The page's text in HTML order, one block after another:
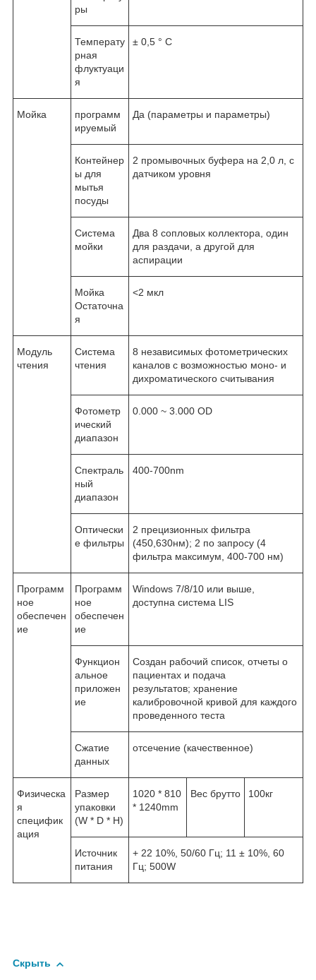
ры
Температу
рная
флуктуаци
я
± 0,5 ° С
Мойка
программ
ируемый
Да (параметры и параметры)
Контейнер
ы для
мытья
посуды
2 промывочных буфера на 2,0 л, с
датчиком уровня
Система
мойки
Два 8 сопловых коллектора, один
для раздачи, а другой для
аспирации
Мойка
Остаточна
я
<2 мкл
Модуль
чтения
Система
чтения
8 независимых фотометрических
каналов с возможностью моно- и
дихроматического считывания
Фотометр
ический
диапазон
0.000 ~ 3.000 OD
Спектраль
ный
диапазон
400-700nm
Оптически
е фильтры
2 прецизионных фильтра
(450,630нм); 2 по запросу (4
фильтра максимум, 400-700 нм)
Программ
ное
обеспечен
ие
Программ
ное
обеспечен
ие
Windows 7/8/10 или выше,
доступна система LIS
Функцион
альное
приложен
ие
Создан рабочий список, отчеты о
пациентах и подача
результатов; хранение
калибровочной кривой для каждого
проведенного теста
Сжатие
данных
отсечение (качественное)
Физическа
я
специфик
ация
Размер
упаковки
(W * D * H)
1020 * 810
* 1240mm
Вес брутто 100кг
Источник
питания
+ 22 10%, 50/60 Гц; 11 ± 10%, 60
Гц; 500W
Скрыть